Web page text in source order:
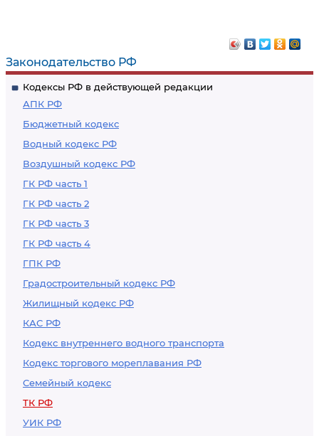
Законодательство РФ
Кодексы РФ в действующей редакции
АПК РФ
Бюджетный кодекс
Водный кодекс РФ
Воздушный кодекс РФ
ГК РФ часть 1
ГК РФ часть 2
ГК РФ часть 3
ГК РФ часть 4
ГПК РФ
Градостроительный кодекс РФ
Жилищный кодекс РФ
КАС РФ
Кодекс внутреннего водного транспорта
Кодекс торгового мореплавания РФ
Семейный кодекс
ТК РФ
УИК РФ
заработной плате